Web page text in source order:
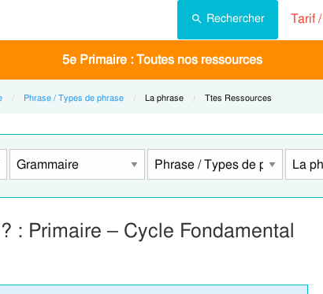
Rechercher Tarif /
5e Primaire : Toutes nos ressources
Phrase / Types de phrase Current:
La phrase Current:
Ttes Ressources
: Primaire – Cycle Fondamental